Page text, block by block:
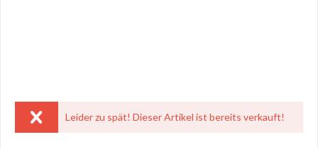
Leider zu spät! Dieser Artikel ist bereits verkauft!